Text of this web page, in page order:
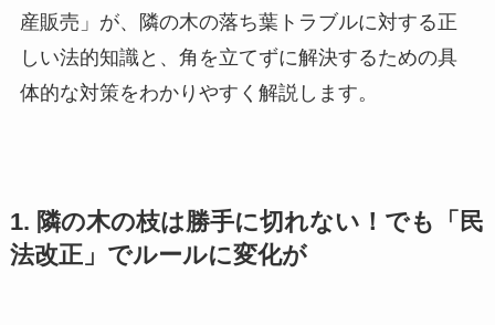
産販売」が、隣の木の落ち葉トラブルに対する正
しい法的知識と、角を立てずに解決するための具
体的な対策をわかりやすく解説します。
1. 隣の木の枝は勝手に切れない！でも「民
法改正」でルールに変化が